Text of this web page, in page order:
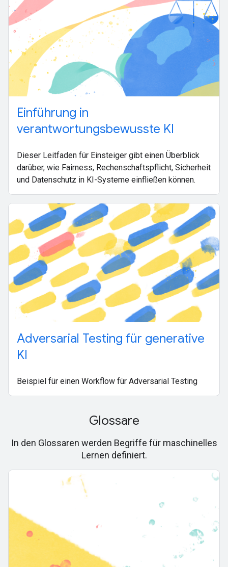
Einführung in
verantwortungsbewusste KI
Dieser Leitfaden für Einsteiger gibt einen Überblick
darüber, wie Fairness, Rechenschaftspflicht, Sicherheit
und Datenschutz in KI-Systeme einfließen können.
Adversarial Testing für generative
KI
Beispiel für einen Workflow für Adversarial Testing
Glossare
In den Glossaren werden Begriffe für maschinelles
Lernen definiert.